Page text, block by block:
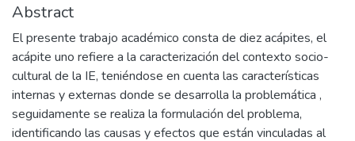
Abstract
El presente trabajo académico consta de diez acápites, el
acápite uno refiere a la caracterización del contexto socio-
cultural de la IE, teniéndose en cuenta las características
internas y externas donde se desarrolla la problemática ,
seguidamente se realiza la formulación del problema,
identificando las causas y efectos que están vinculadas al